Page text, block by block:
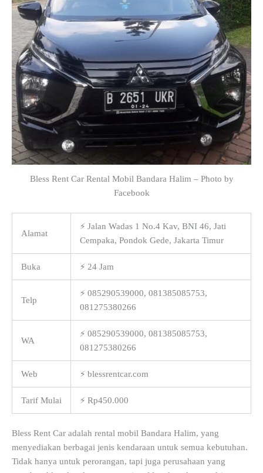
Bless Rent Car Rental Mobil Bandara Halim – Photo by
Facebook
Alamat
⚡ Jalan Wadas 1 No.4 Kav, BNI 46, Jati
Cempaka, Pondok Gede, Jakarta Timur
Buka ⚡ 24 Jam
Telp
⚡ 085290539000, 081385085753,
081275380266
WA
⚡ 085290539000, 081385085753,
081275380266
Web ⚡ blessrentcar.com
Tarif Mulai ⚡ Rp450.000
Bless Rent Car adalah rental mobil Bandara Halim, yang
menyediakan berbagai jenis kendaraan untuk semua kebutuhan.
Tidak hanya untuk perorangan, tapi juga perusahaan yang